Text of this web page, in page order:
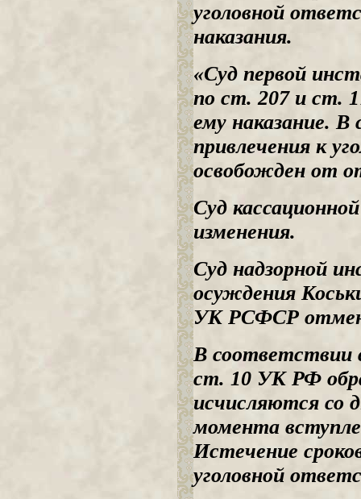
уголовной
наказания.
«Суд первой
по ст. 207 и ст.
ему наказание. В
привлечения к
освобожден от
Суд
изменения.
Суд надзорной
осуждения
УК РСФСР
В соответствии
ст. 10 УК РФ
исчисляются со
момента
Истечение
уголовной